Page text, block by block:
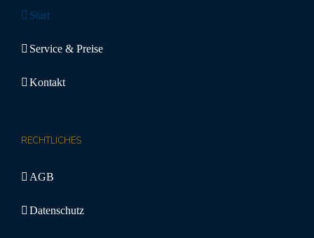
Start
Service & Preise
Kontakt
RECHTLICHES
AGB
Datenschutz